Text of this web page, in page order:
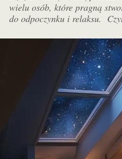
wielu osób, które pragną
do odpoczynku i relaksu.